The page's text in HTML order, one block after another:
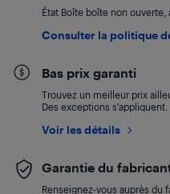
État Boîte boîte non ouverte,
Consulter la politique
Bas prix garanti
Trouvez un meilleur prix
Des exceptions s’appliquent.
Voir les détails
Garantie du
Renseignez-vous auprès du